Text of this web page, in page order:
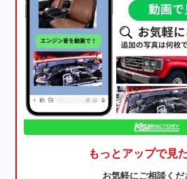
もっとアップで見
お気軽にご相談くだ